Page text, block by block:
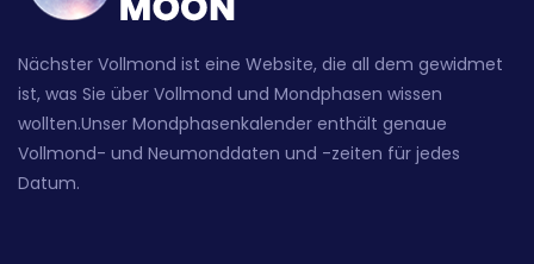
Nächster Vollmond ist eine Website, die all dem gewidmet
ist, was Sie über Vollmond und Mondphasen wissen
wollten.Unser Mondphasenkalender enthält genaue
Vollmond- und Neumonddaten und -zeiten für jedes
Datum.